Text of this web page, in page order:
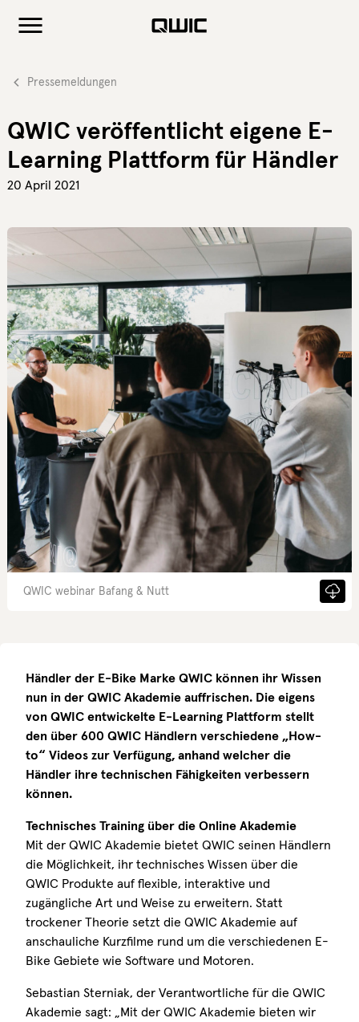
Pressemeldungen
QWIC veröffentlicht eigene E-
Learning Plattform für Händler
20 April 2021
QWIC webinar Bafang & Nutt
Händler der E-Bike Marke QWIC können ihr Wissen
nun in der QWIC Akademie auffrischen. Die eigens
von QWIC entwickelte E-Learning Plattform stellt
den über 600 QWIC Händlern verschiedene „How-
to“ Videos zur Verfügung, anhand welcher die
Händler ihre technischen Fähigkeiten verbessern
können.
Technisches Training über die Online Akademie
Mit der QWIC Akademie bietet QWIC seinen Händlern
die Möglichkeit, ihr technisches Wissen über die
QWIC Produkte auf flexible, interaktive und
zugängliche Art und Weise zu erweitern. Statt
trockener Theorie setzt die QWIC Akademie auf
anschauliche Kurzfilme rund um die verschiedenen E-
Bike Gebiete wie Software und Motoren.
Sebastian Sterniak, der Verantwortliche für die QWIC
Akademie sagt:
„Mit der QWIC Akademie bieten wir